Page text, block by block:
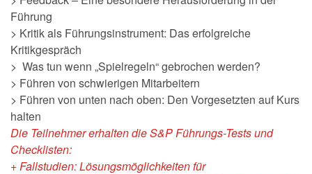
Führung
> Kritik als Führungsinstrument: Das erfolgreiche
Kritikgespräch
> Was tun wenn „Spielregeln“ gebrochen werden?
> Führen von schwierigen Mitarbeitern
> Führen von unten nach oben: Den Vorgesetzten auf Kurs
halten
Die Teilnehmer erhalten die S&P Führungs-Tests und
Checklisten:
+ Fallstudien: Lösungsmöglichkeiten für